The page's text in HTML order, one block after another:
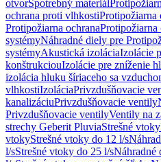
otvorSpotrebný materiál
ochrana proti vlhkostiProtipožiarna
Protipožiarna ochranaProtipožiarna
systémyNáhradné diely pre
systémyAkustická izoláciaIzolácie
konštrukciouIzolácie pre zníženie
izolácia hluku šíriaceho sa
vlhkostiIzoláciaPrivzdušňovacie
kanalizáciuPrivzdušňovacie ventily
Privzdušňovacie ventilyVentily na
strechy Geberit PluviaStrešné vtoky
vtokyStrešné vtoky do 12 l/s
l/sStrešné vtoky do 25 l/sNáhradné